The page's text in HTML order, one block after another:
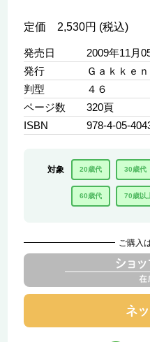
定価 2,530円 (税込)
発売日
2009年11月
発行
Ｇａｋｋｅｎ
判型
４６
ページ数
320頁
ISBN
978-4-05-
対象 20歳代 30歳代
60歳代 70歳以
ご購入